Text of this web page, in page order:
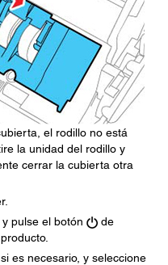
el rodillo no está
la unidad del rodillo y
cerrar la cubierta otra
pulse el botón
de
es necesario, y seleccione